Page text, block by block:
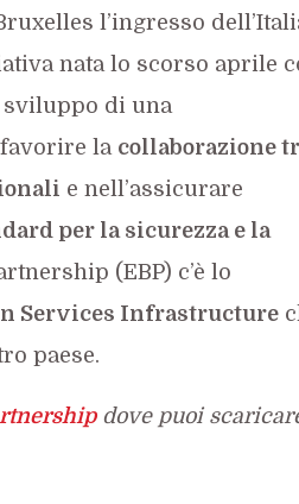
l’ingresso
nata lo scorso aprile
di una
la collaborazione
e nell’assicurare
per la sicurezza e la
(EBP) c’è lo
Services Infrastructure
paese.
dove puoi